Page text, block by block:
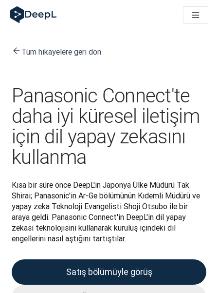
AI ajanları için DeepL
DeepL Translation Flow: Önemli kullanım senaryoları ve
Translation Flow’u Keşfedin: Çeviri iş akışlarını baştan
Yüksek kaliteli metin çevirisinden gerçek zamanlı ses
Building an instantly accessible voice demo with DeepL
Tüm hikayelere geri dön
Panasonic Connect'te
daha iyi küresel iletişim
için dil yapay zekasını
kullanma
Kısa bir süre önce DeepL'in Japonya Ülke Müdürü Tak
Shirai; Panasonic'in Ar-Ge bölümünün Kıdemli Müdürü ve
yapay zeka Teknoloji Evangelisti Shoji Otsubo ile bir
araya geldi. Panasonic Connect'in DeepL'in dil yapay
zekası teknolojisini kullanarak kuruluş içindeki dil
engellerini nasıl aştığını tartıştılar.
Satış bölümüyle görüş